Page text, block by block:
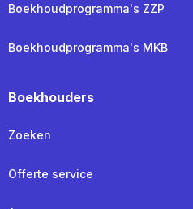
Boekhoudprogramma's ZZP
Boekhoudprogramma's MKB
Boekhouders
Zoeken
Offerte service